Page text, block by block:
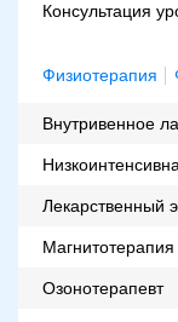
Консультация
Физиотерапия
Внутривенное
Лекарственный
Магнитотерапия
Озонотерапевт